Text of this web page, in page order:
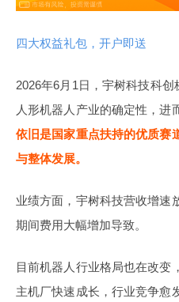
四大权益礼包，开户即送
2026年6月1日，宇树科技科
人形机器人产业的确定性，进
依旧是国家重点扶持的优质赛
与整体发展。
业绩方面，宇树科技营收增速
期间费用大幅增加导致。
目前机器人行业格局也在改变
主机厂快速成长，行业竞争愈